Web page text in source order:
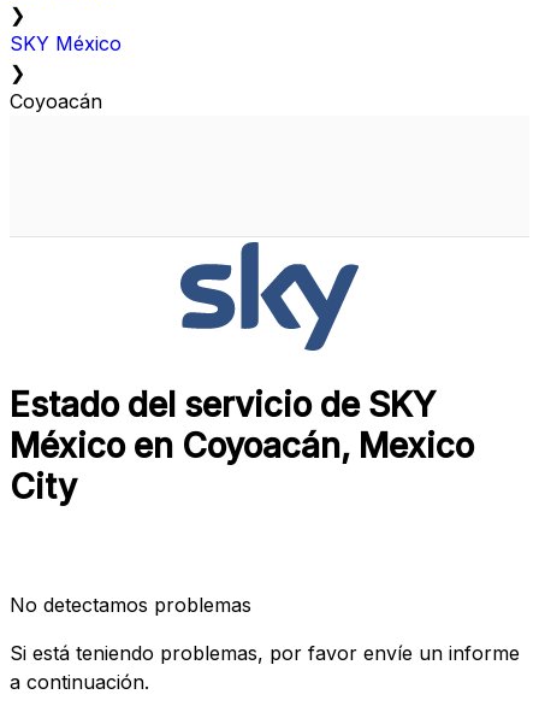
❯
SKY México
❯
Coyoacán
Estado del servicio de SKY
México en Coyoacán, Mexico
City
No detectamos problemas
Si está teniendo problemas, por favor envíe un informe
a continuación.